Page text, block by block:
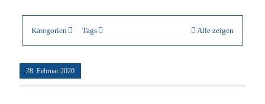
Kategorien Tags Alle zeigen
28. Februar 2020